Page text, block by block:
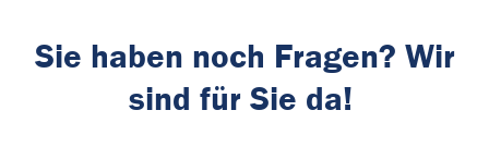
Sie haben noch Fragen? Wir
sind für Sie da!